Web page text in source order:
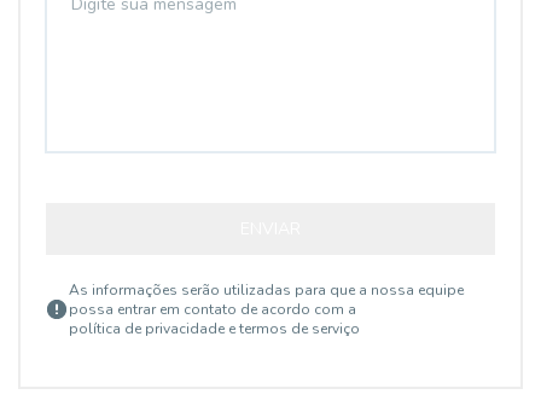
As informações serão utilizadas para que a nossa equipe
possa entrar em contato de acordo com a
política de privacidade e termos de serviço